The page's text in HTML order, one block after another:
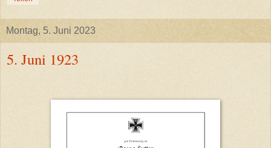
Montag, 5. Juni 2023
5. Juni 1923